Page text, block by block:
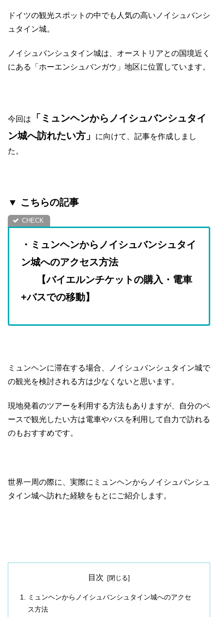
ドイツの観光スポットの中でも人気の高いノイシュバンシ
ュタイン城。
ノイシュバンシュタイン城は、オーストリアとの国境近く
にある「ホーエンシュバンガウ」地区に位置しています。
今回は
「ミュンヘンからノイシュバンシュタイ
ン城へ訪れたい方」
に向けて、記事を作成しまし
た。
▼ こちらの記事
・ミュンヘンからノイシュバンシュタイ
ン城へのアクセス方法
【バイエルンチケットの購入・電車
+バスでの移動】
ミュンヘンに滞在する場合、ノイシュバンシュタイン城で
の観光を検討される方は少なくないと思います。
現地発着のツアーを利用する方法もありますが、自分のペ
ースで観光したい方は電車やバスを利用して自力で訪れる
のもおすすめです。
世界一周の際に、実際にミュンヘンからノイシュバンシュ
タイン城へ訪れた経験をもとにご紹介します。
目次
ミュンヘンからノイシュバンシュタイン城へのアクセ
ス方法